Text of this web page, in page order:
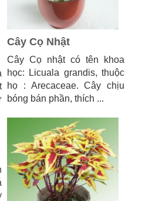
Cây Cọ Nhật
Cây Cọ nhật có tên khoa
học: Licuala grandis, thuộc
họ : Arecaceae. Cây chịu
bóng bán phần, thích ...